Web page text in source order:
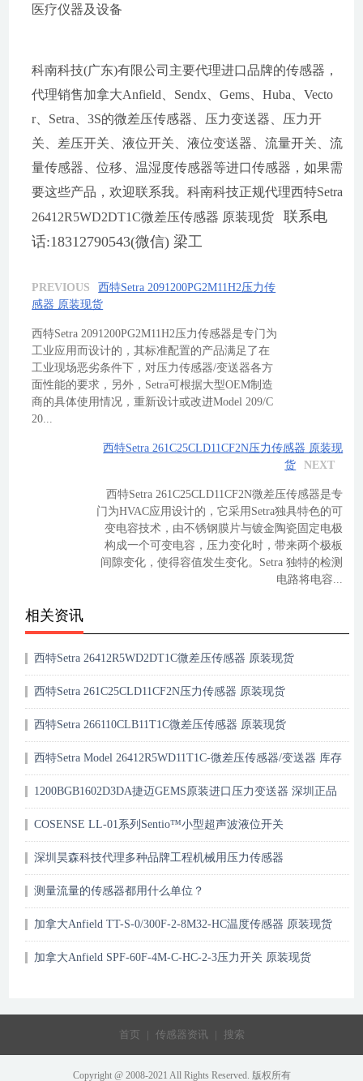
医疗仪器及设备
科南科技(广东)有限公司主要代理进口品牌的传感器，
代理销售加拿大Anfield、Sendx、Gems、Huba、Vecto
r、Setra、3S的微差压传感器、压力变送器、压力开
关、差压开关、液位开关、液位变送器、流量开关、流
量传感器、位移、温湿度传感器等进口传感器，如果需
要这些产品，欢迎联系我。科南科技正规代理西特Setra
26412R5WD2DT1C微差压传感器 原装现货联系电
话:18312790543(微信) 梁工
PREVIOUS
西特Setra 2091200PG2M11H2压力传
感器 原装现货
西特Setra 2091200PG2M11H2压力传感器是专门为
工业应用而设计的，其标准配置的产品满足了在
工业现场恶劣条件下，对压力传感器/变送器各方
面性能的要求，另外，Setra可根据大型OEM制造
商的具体使用情况，重新设计或改进Model 209/C
20...
西特Setra 261C25CLD11CF2N压力传感器 原装现
货
NEXT
西特Setra 261C25CLD11CF2N微差压传感器是专
门为HVAC应用设计的，它采用Setra独具特色的可
变电容技术，由不锈钢膜片与镀金陶瓷固定电极
构成一个可变电容，压力变化时，带来两个极板
间隙变化，使得容值发生变化。Setra 独特的检测
电路将电容...
相关资讯
西特Setra 26412R5WD2DT1C微差压传感器 原装现货
西特Setra 261C25CLD11CF2N压力传感器 原装现货
西特Setra 266110CLB11T1C微差压传感器 原装现货
西特Setra Model 26412R5WD11T1C-微差压传感器/变送器 库存
1200BGB1602D3DA捷迈GEMS原装进口压力变送器 深圳正品
COSENSE LL-01系列Sentio™小型超声波液位开关
深圳昊森科技代理多种品牌工程机械用压力传感器
测量流量的传感器都用什么单位？
加拿大Anfield TT-S-0/300F-2-8M32-HC温度传感器 原装现货
加拿大Anfield SPF-60F-4M-C-HC-2-3压力开关 原装现货
首页 | 传感器资讯 | 搜索
Copyright @ 2008-2021 All Rights Reserved. 版权所有